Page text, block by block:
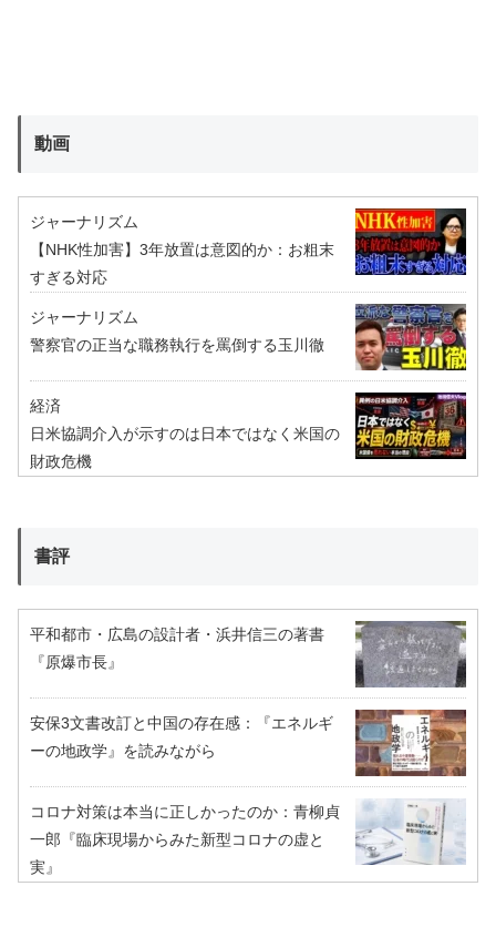
動画
ジャーナリズム
【NHK性加害】3年放置は意図的か：お粗末
すぎる対応
ジャーナリズム
警察官の正当な職務執行を罵倒する玉川徹
経済
日米協調介入が示すのは日本ではなく米国の
財政危機
書評
平和都市・広島の設計者・浜井信三の著書
『原爆市長』
安保3文書改訂と中国の存在感：『エネルギ
ーの地政学』を読みながら
コロナ対策は本当に正しかったのか：青柳貞
一郎『臨床現場からみた新型コロナの虚と
実』